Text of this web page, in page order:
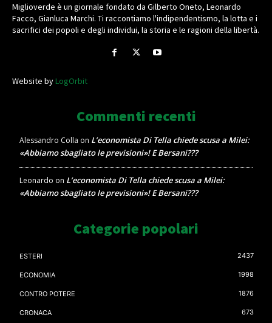
Miglioverde è un giornale fondato da Gilberto Oneto, Leonardo
Facco, Gianluca Marchi. Ti raccontiamo l'indipendentismo, la lotta e i
sacrifici dei popoli e degli individui, la storia e le ragioni della libertà.
Website byLogOrbit
Commenti recenti
Alessandro Colla on L’economista Di Tella chiede scusa a Milei:
«Abbiamo sbagliato le previsioni»! E Bersani???
Leonardo on L’economista Di Tella chiede scusa a Milei:
«Abbiamo sbagliato le previsioni»! E Bersani???
Categorie popolari
ESTERI 2437
ECONOMIA 1998
CONTRO POTERE 1876
CRONACA 673